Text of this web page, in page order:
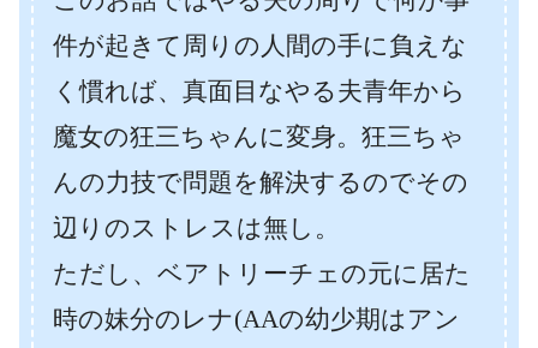
件が起きて周りの人間の手に負えな
く慣れば、真面目なやる夫青年から
魔女の狂三ちゃんに変身。狂三ちゃ
んの力技で問題を解決するのでその
辺りのストレスは無し。
ただし、ベアトリーチェの元に居た
時の妹分のレナ(AAの幼少期はアン